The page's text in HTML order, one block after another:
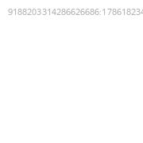
9188203314286626686: